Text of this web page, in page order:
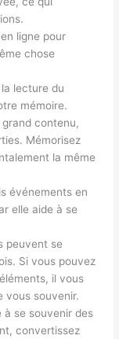
ligne pour
chose
lecture du
mémoire.
contenu,
Mémorisez
la même
événements en
elle aide à se
peuvent se
Si vous pouvez
il vous
vous souvenir.
à se souvenir des
convertissez